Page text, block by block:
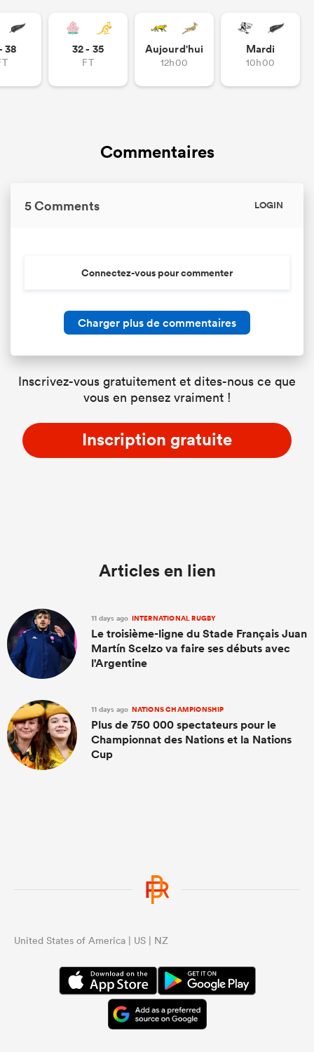
38 32 - 35
FT
Aujourd'hui
12h00
Mardi
10h00
Commentaires
5 Comments LOGIN
Connectez-vous pour commenter
Charger plus de commentaires
Inscrivez-vous gratuitement et dites-nous ce que
vous en pensez vraiment !
Inscription gratuite
Articles en lien
11 days ago INTERNATIONAL RUGBY
Le troisième-ligne du Stade Français Juan
Martín Scelzo va faire ses débuts avec
l'Argentine
11 days ago NATIONS CHAMPIONSHIP
Plus de 750 000 spectateurs pour le
Championnat des Nations et la Nations
Cup
United States of America | US | NZ